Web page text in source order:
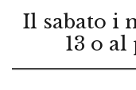
Il sabato i
13 o